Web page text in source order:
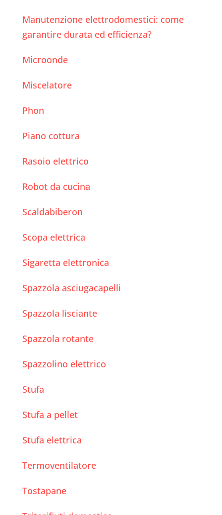
Manutenzione elettrodomestici: come
garantire durata ed efficienza?
Microonde
Miscelatore
Phon
Piano cottura
Rasoio elettrico
Robot da cucina
Scaldabiberon
Scopa elettrica
Sigaretta elettronica
Spazzola asciugacapelli
Spazzola lisciante
Spazzola rotante
Spazzolino elettrico
Stufa
Stufa a pellet
Stufa elettrica
Termoventilatore
Tostapane